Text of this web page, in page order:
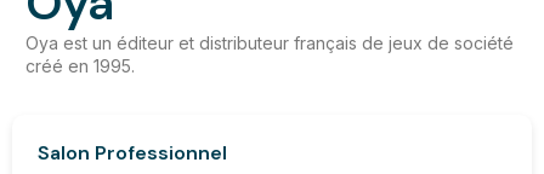
Oya est un éditeur et distributeur français de jeux de société
créé en 1995.
Salon Professionnel